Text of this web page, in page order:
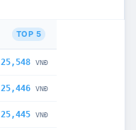
TOP 5
25,548 VNĐ
25,446 VNĐ
25,445 VNĐ